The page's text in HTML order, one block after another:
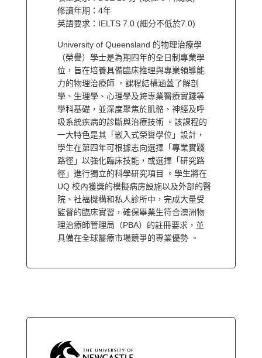
修讀年期：4年
英語要求：IELTS 7.0 (細分不低於7.0)
University of Queensland 的物理治療學
（榮譽）學士是為期四年的全日制專業學
位，旨在培養具備臨床推理與專業領導能
力的物理治療師 。課程結構涵蓋了解剖
學、生理學、心理學及跨專業醫療實踐等
學科基礎，並深度聚焦於肌骼、神經及呼
吸系統疾病的診斷與治療技術 。該課程的
一大特色是其「嵌入式榮譽學位」設計，
學生在第四年可根據志向選擇「專業實踐
路徑」以強化臨床技能，或選擇「研究路
徑」進行獨立的科學研究項目 。學生將在
UQ 校內獲獎的模擬病房設施以及外部的醫
院、社福機構和私人診所中，完成大量受
監督的臨床實習，確保畢業生符合澳洲物
理治療師管理局（PBA）的註冊要求，並
具備在全球醫療市場競爭的專業優勢 。